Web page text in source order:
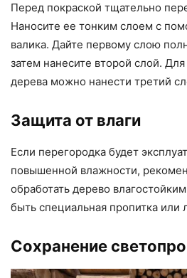
Перед покраской тщательно
Наносите ее тонким слоем с
валика. Дайте первому слою
затем нанесите второй слой.
дерева можно нанести третий
Защита от влаги
Если перегородка будет
повышенной влажности,
обработать дерево
быть специальная пропитка или
Сохранение